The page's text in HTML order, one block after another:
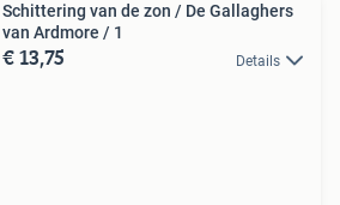
Schittering van de zon / De Gallaghers
van Ardmore / 1
€ 13,75 Details